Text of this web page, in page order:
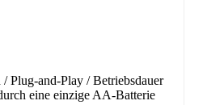
/ Plug-and-Play / Betriebsdauer
eine einzige AA-Batterie